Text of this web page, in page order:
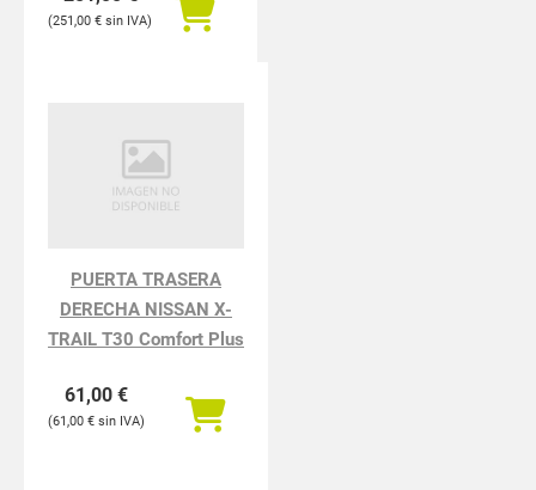
251,00 €
PUERTA TRASERA
DERECHA NISSAN X-
TRAIL T30 Comfort Plus
61,00 €
61,00 €